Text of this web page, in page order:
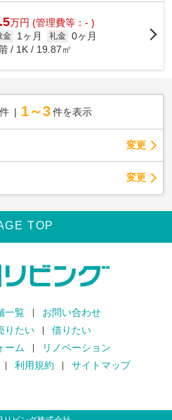
万円 (管理費等：- )
金 1ヶ月 礼金 0ヶ月
/ 1K / 19.87㎡
件 1～3 件を表示
変更
変更
TOP
一覧
お問い合わせ
りたい
借りたい
ーム
リノベーション
利用規約 サイトマップ